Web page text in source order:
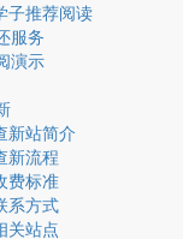
子推荐阅读
服务
演示
新站简介
新流程
费标准
系方式
关站点